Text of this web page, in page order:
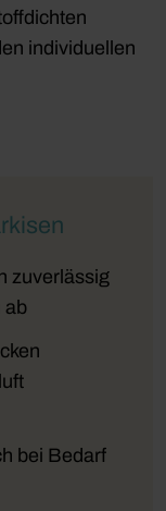
individuellen
zuverlässig
ab
bei Bedarf